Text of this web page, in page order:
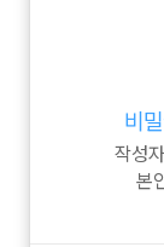
비
작성
본